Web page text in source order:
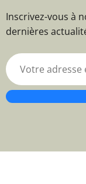
Inscrivez-vous à
dernières